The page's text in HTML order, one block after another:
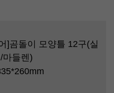
]곰돌이 모양틀 12구(실
마들렌)